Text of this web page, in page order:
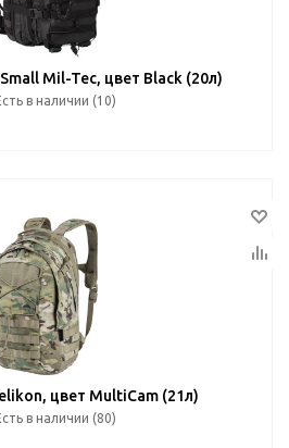
Mil-Tec, цвет Black (20л)
в наличии (10)
цвет MultiCam (21л)
в наличии (80)